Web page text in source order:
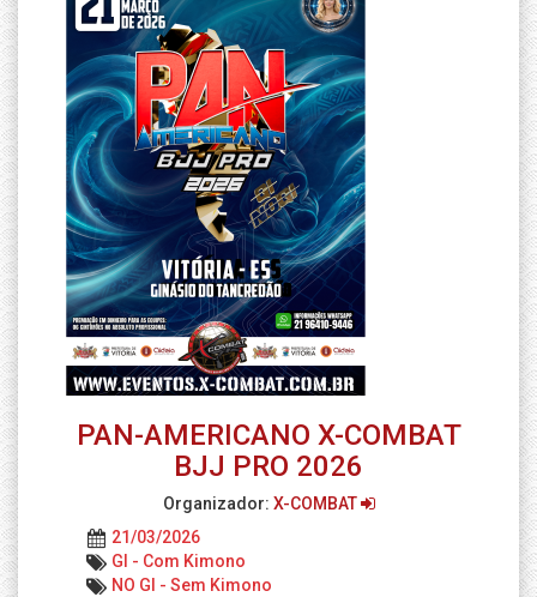
PAN-AMERICANO X-COMBAT
BJJ PRO 2026
Organizador: X-COMBAT
21/03/2026
GI - Com Kimono
NO GI - Sem Kimono